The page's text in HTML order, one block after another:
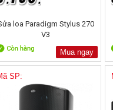
loa Paradigm Stylus 270
V3
Mua ngay
SP: